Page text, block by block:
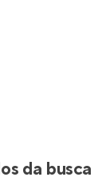
da busca